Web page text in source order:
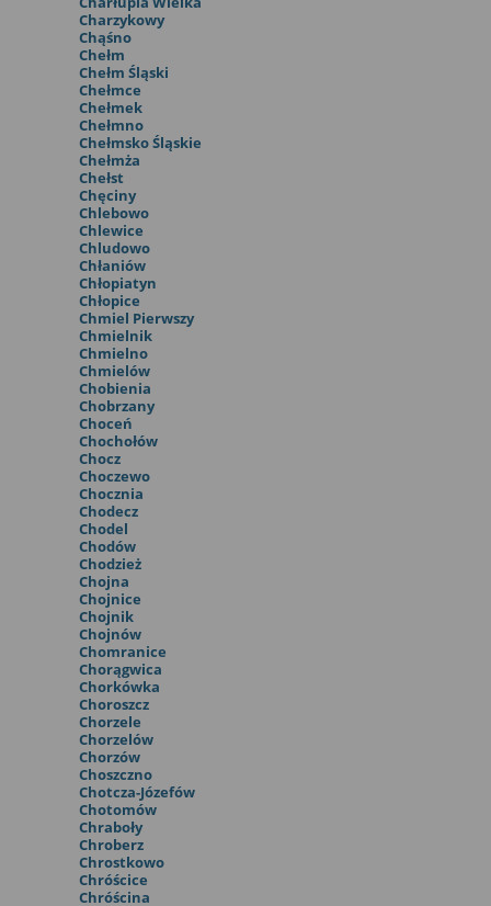
Charzykowy
Chąśno
Chełm
Chełm Śląski
Chełmce
Chełmek
Chełmno
Chełmsko Śląskie
Chełmża
Chełst
Chęciny
Chlebowo
Chlewice
Chludowo
Chłaniów
Chłopiatyn
Chłopice
Chmiel Pierwszy
Chmielnik
Chmielno
Chmielów
Chobienia
Chobrzany
Choceń
Chochołów
Chocz
Choczewo
Chocznia
Chodecz
Chodel
Chodów
Chodzież
Chojna
Chojnice
Chojnik
Chojnów
Chomranice
Chorągwica
Chorkówka
Choroszcz
Chorzele
Chorzelów
Chorzów
Choszczno
Chotcza-Józefów
Chotomów
Chraboły
Chroberz
Chrostkowo
Chróścice
Chróścina